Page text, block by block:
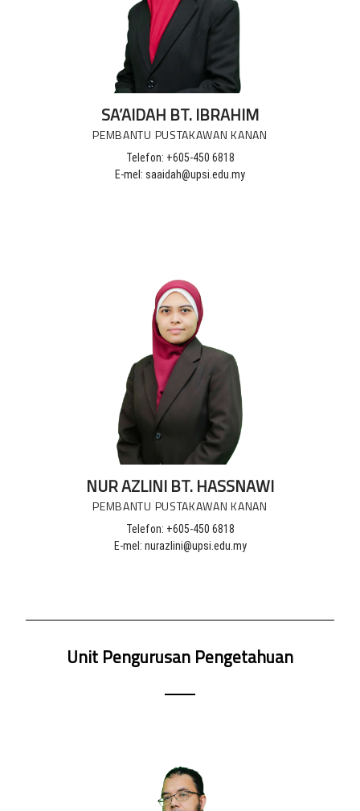
SA’AIDAH BT. IBRAHIM
PEMBANTU PUSTAKAWAN KANAN
Telefon: +605-450 6818
E-mel: saaidah@upsi.edu.my
NUR AZLINI BT. HASSNAWI
PEMBANTU PUSTAKAWAN KANAN
Telefon: +605-450 6818
E-mel: nurazlini@upsi.edu.my
Unit Pengurusan Pengetahuan